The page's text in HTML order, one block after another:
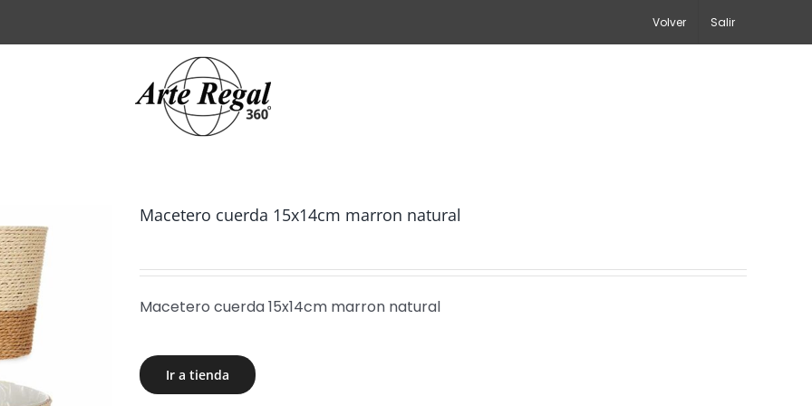
Volver Salir
Macetero cuerda 15x14cm marron natural
Macetero cuerda 15x14cm marron natural
Ir a tienda